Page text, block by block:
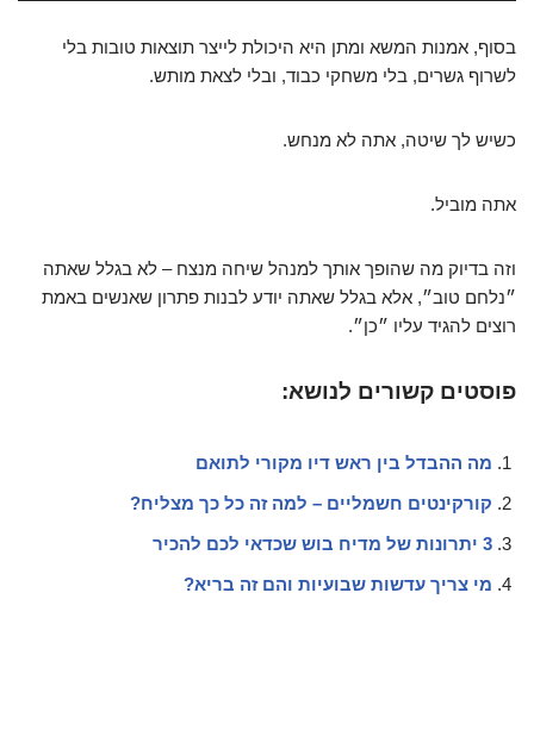
בסוף, אמנות המשא ומתן היא היכולת לייצר תוצאות טובות בלי
לשרוף גשרים, בלי משחקי כבוד, ובלי לצאת מותש.
כשיש לך שיטה, אתה לא מנחש.
אתה מוביל.
וזה בדיוק מה שהופך אותך למנהל שיחה מנצח – לא בגלל שאתה
״נלחם טוב״, אלא בגלל שאתה יודע לבנות פתרון שאנשים באמת
רוצים להגיד עליו ״כן״.
פוסטים קשורים לנושא:
מה ההבדל בין ראש דיו מקורי לתואם
קורקינטים חשמליים – למה זה כל כך מצליח?
3 יתרונות של מדיח בוש שכדאי לכם להכיר
מי צריך עדשות שבועיות והם זה בריא?